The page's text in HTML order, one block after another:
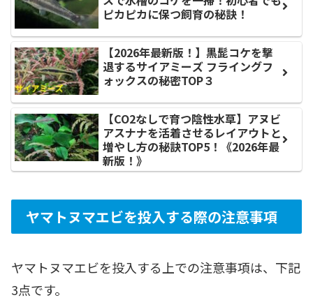
ピカピカに保つ飼育の秘訣！
【2026年最新版！】黒髭コケを撃
退するサイアミーズ フライングフ
ォックスの秘密TOP３
【CO2なしで育つ陰性水草】アヌビ
アスナナを活着させるレイアウトと
増やし方の秘訣TOP5！《2026年最
新版！》
ヤマトヌマエビを投入する際の注意事項
ヤマトヌマエビを投入する上での注意事項は、下記
3点です。